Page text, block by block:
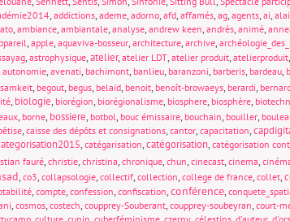
, addictions, ademe, adorno, afd, affamés, ag, agents, ai,
, ambiance, ambiantale, analyse, andrew keen, andrès, animé,
, apple, aquaviva-bosseur, architecture, archive,
, astrophysique,atelier, atelier LDT, atelier produit, atelierproduit,
autonomie, avenati, bachimont, banlieu, baranzoni, barberis, bardeau,
, begout, begus, belaid, benoit, benoît-browaeys, berardi,
, biologie, biorégion, biorégionalisme, biosphere, biosphère,
, borne, bossiere, botbol, bouc émissaire, bouchain, bouiller,
, caisse des dépôts et consignations, cantor, capacitation,
, catégarisation,catégorisation, catégorisation
fauré, christie, christina, chronique, chun, cinecast, cinema,
, co3, collapsologie, collectif, collection, college de france, collet,
, compte, confession, confiscation,conférence,
, cosmos, costech, coupprey-Souberant, coupprey-soubeyran, court-